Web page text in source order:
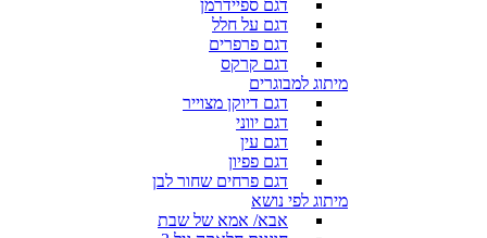
דגם ספיידרמן
דגם על חלל
דגם פרפרים
דגם קרקס
מיתוג למבוגרים
דגם דיוקן מצוייר
דגם יווני
דגם עין
דגם פפיון
דגם פרחים שחור לבן
מיתוג לפי נושא
אבא/ אמא של שבת